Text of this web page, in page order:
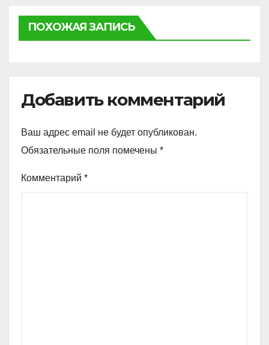
ПОХОЖАЯ ЗАПИСЬ
Добавить комментарий
Ваш адрес email не будет опубликован.
Обязательные поля помечены *
Комментарий *